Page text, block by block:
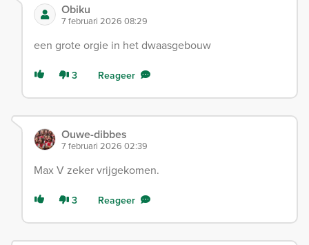
Obiku
7 februari 2026 08:29
een grote orgie in het dwaasgebouw
3 Reageer
Ouwe-dibbes
7 februari 2026 02:39
Max V zeker vrijgekomen.
3 Reageer